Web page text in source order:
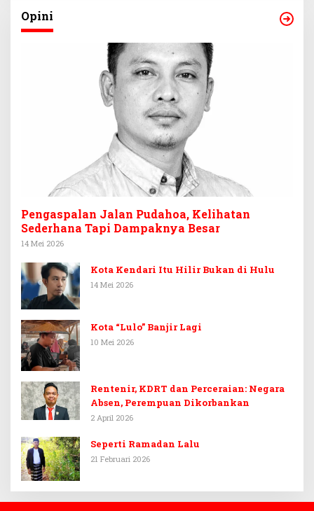
Opini
Pengaspalan Jalan Pudahoa, Kelihatan
Sederhana Tapi Dampaknya Besar
14 Mei 2026
Kota Kendari Itu Hilir Bukan di Hulu
14 Mei 2026
Kota “Lulo” Banjir Lagi
10 Mei 2026
Rentenir, KDRT dan Perceraian: Negara
Absen, Perempuan Dikorbankan
2 April 2026
Seperti Ramadan Lalu
21 Februari 2026